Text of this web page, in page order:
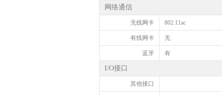
网络通信
无线网卡 802.11ac
有线网卡 无
蓝牙 有
I/O接口
其他接口